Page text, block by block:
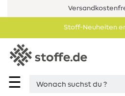
Stoff-Neuheiten
☰